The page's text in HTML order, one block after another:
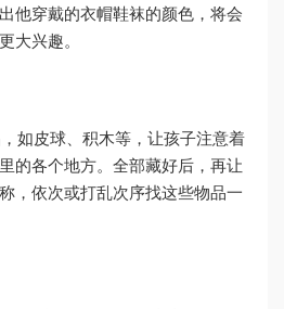
他穿戴的衣帽鞋袜的颜色，将会
大兴趣。
如皮球、积木等，让孩子注意着
的各个地方。全部藏好后，再让
，依次或打乱次序找这些物品一